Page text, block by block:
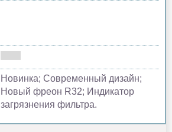
Новинка; Современный дизайн;
Новый фреон R32; Индикатор
загрязнения фильтра.